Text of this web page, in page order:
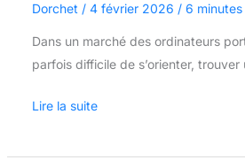
Dorchet / 4 février 2026 / 6
Dans un marché des ordinateurs
parfois difficile de s’orienter, trouver
Lire la suite